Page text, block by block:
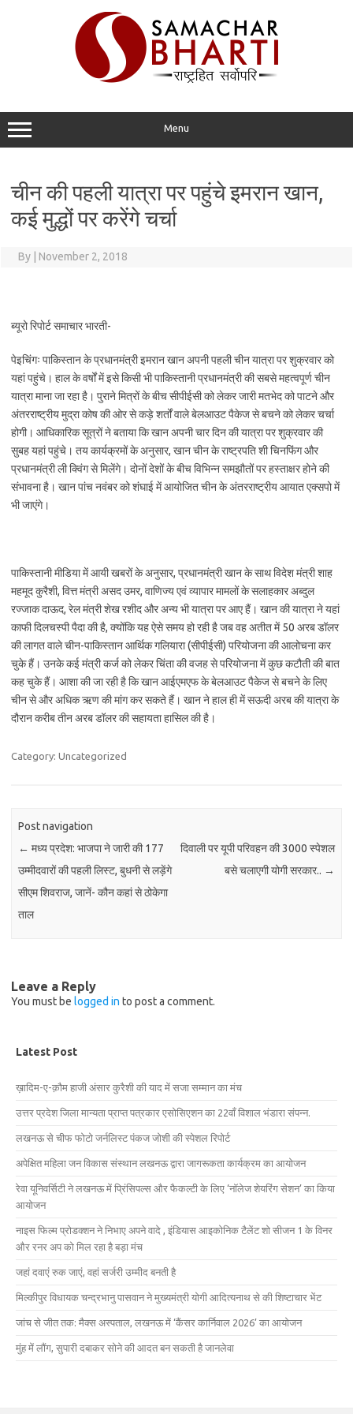
Menu
चीन की पहली यात्रा पर पहुंचे इमरान खान,
कई मुद्धों पर करेंगे चर्चा
By November 2, 2018
ब्यूरो रिपोर्ट समाचार भारती-
पेइचिंगः पाकिस्तान के प्रधानमंत्री इमरान खान अपनी पहली चीन यात्रा पर शुक्रवार को
यहां पहुंचे। हाल के वर्षों में इसे किसी भी पाकिस्तानी प्रधानमंत्री की सबसे महत्वपूर्ण चीन
यात्रा माना जा रहा है। पुराने मित्रों के बीच सीपीईसी को लेकर जारी मतभेद को पाटने और
अंतरराष्ट्रीय मुद्रा कोष की ओर से कड़े शर्तों वाले बेलआउट पैकेज से बचने को लेकर चर्चा
होगी। आधिकारिक सूत्रों ने बताया कि खान अपनी चार दिन की यात्रा पर शुक्रवार की
सुबह यहां पहुंचे। तय कार्यक्रमों के अनुसार, खान चीन के राष्ट्रपति शी चिनफिंग और
प्रधानमंत्री ली क्विंग से मिलेंगे। दोनों देशों के बीच विभिन्न समझौतों पर हस्ताक्षर होने की
संभावना है। खान पांच नवंबर को शंघाई में आयोजित चीन के अंतरराष्ट्रीय आयात एक्सपो में
भी जाएंगे।
पाकिस्तानी मीडिया में आयी खबरों के अनुसार, प्रधानमंत्री खान के साथ विदेश मंत्री शाह
महमूद कुरैशी, वित्त मंत्री असद उमर, वाणिज्य एवं व्यापार मामलों के सलाहकार अब्दुल
रज्जाक दाऊद, रेल मंत्री शेख रशीद और अन्य भी यात्रा पर आए हैं। खान की यात्रा ने यहां
काफी दिलचस्पी पैदा की है, क्योंकि यह ऐसे समय हो रही है जब वह अतीत में 50 अरब डॉलर
की लागत वाले चीन-पाकिस्तान आर्थिक गलियारा (सीपीईसी) परियोजना की आलोचना कर
चुके हैं। उनके कई मंत्री कर्ज को लेकर चिंता की वजह से परियोजना में कुछ कटौती की बात
कह चुके हैं। आशा की जा रही है कि खान आईएमएफ के बेलआउट पैकेज से बचने के लिए
चीन से और अधिक ऋण की मांग कर सकते हैं। खान ने हाल ही में सऊदी अरब की यात्रा के
दौरान करीब तीन अरब डॉलर की सहायता हासिल की है।
Category: Uncategorized
Post navigation
← मध्य प्रदेश: भाजपा ने जारी की 177
उम्मीदवारों की पहली लिस्ट, बुधनी से लड़ेंगे
सीएम शिवराज, जानें- कौन कहां से ठोकेगा
ताल
दिवाली पर यूपी परिवहन की 3000 स्पेशल
बसे चलाएगी योगी सरकार.. →
Leave a Reply
You must be logged in to post a comment.
Latest Post
ख़ादिम-ए-क़ौम हाजी अंसार कुरैशी की याद में सजा सम्मान का मंच
उत्तर प्रदेश जिला मान्यता प्राप्त पत्रकार एसोसिएशन का 22वाँ विशाल भंडारा संपन्न.
लखनऊ से चीफ फोटो जर्नलिस्ट पंकज जोशी की स्पेशल रिपोर्ट
अपेक्षित महिला जन विकास संस्थान लखनऊ द्वारा जागरूकता कार्यक्रम का आयोजन
रेवा यूनिवर्सिटी ने लखनऊ में प्रिंसिपल्स और फैकल्टी के लिए ‘नॉलेज शेयरिंग सेशन’ का किया
आयोजन
नाइस फिल्म प्रोडक्शन ने निभाए अपने वादे , इंडियास आइकोनिक टैलेंट शो सीजन 1 के विनर
और रनर अप को मिल रहा है बड़ा मंच
जहां दवाएं रुक जाएं, वहां सर्जरी उम्मीद बनती है
मिल्कीपुर विधायक चन्द्रभानु पासवान ने मुख्यमंत्री योगी आदित्यनाथ से की शिष्टाचार भेंट
जांच से जीत तक: मैक्स अस्पताल, लखनऊ में ‘कैंसर कार्निवाल 2026’ का आयोजन
मुंह में लौंग, सुपारी दबाकर सोने की आदत बन सकती है जानलेवा